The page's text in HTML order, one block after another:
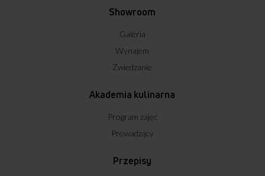
Showroom
Galeria
Wynajem
Zwiedzanie
Akademia kulinarna
Program zajęć
Prowadzący
Przepisy